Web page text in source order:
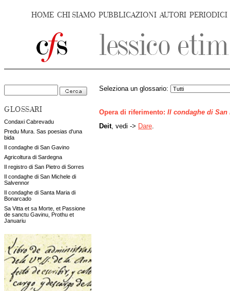
HOME CHI SIAMO PUBBLICAZIONI AUTORI PERIODICI
GLOSSARI
Condaxi Cabrevadu
Predu Mura. Sas poesias d'una
bida
Il condaghe di San Gavino
Agricoltura di Sardegna
Il registro di San Pietro di Sorres
Il condaghe di San Michele di
Salvennor
Il condaghe di Santa Maria di
Bonarcado
Sa Vitta et sa Morte, et Passione
de sanctu Gavinu, Prothu et
Januariu
Seleziona un glossario:
Opera di riferimento: Il condaghe di San
Deit, vedi -> Dare